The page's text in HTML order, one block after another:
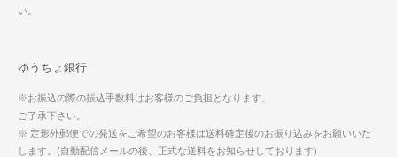
い。
ゆうちょ銀行
※お振込の際の振込手数料はお客様のご負担となります。
ご了承下さい。
※ 定形外郵便での発送をご希望のお客様は送料確定後のお振り込みをお願いいた
します。(自動配信メールの後、正式な送料をお知らせしております)